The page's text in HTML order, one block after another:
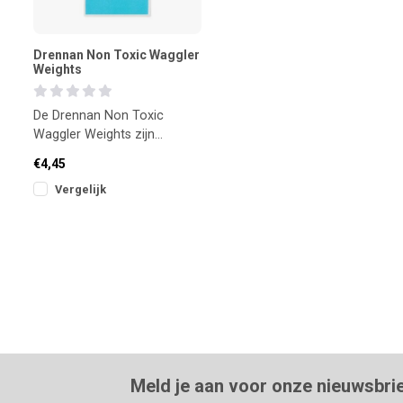
Drennan Non Toxic Waggler
Weights
De Drennan Non Toxic
Waggler Weights zijn
voor het nauwkeurig
uitloden
€4,45
Vergelijk
Meld je aan voor onze